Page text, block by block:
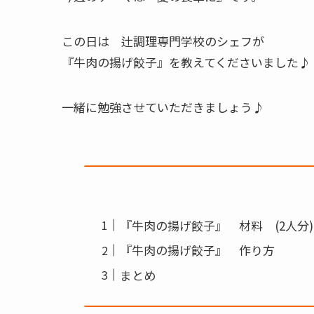
この日は 辻調理専門学校のシェフが
『牛肉の揚げ餃子』を教えてくださいました♪
一緒に勉強させていただきましょう♪
『牛肉の揚げ餃子』 材料 (2人分)
『牛肉の揚げ餃子』 作り方
まとめ